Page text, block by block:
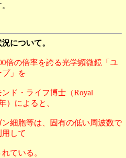
について。
倍の倍率を誇る光学顕微鏡「ユ
」を
ド・ライフ博士（Royal
）によると、
細胞等は、固有の低い周波数で
して
ている。